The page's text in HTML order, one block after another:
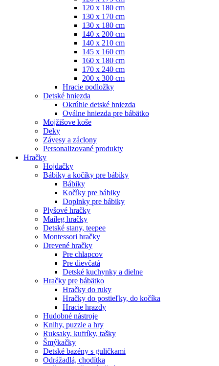
120 x 180 cm
130 x 170 cm
130 x 180 cm
140 x 200 cm
140 x 210 cm
145 x 160 cm
160 x 180 cm
170 x 240 cm
200 x 300 cm
Hracie podložky
Detské hniezda
Okrúhle detské hniezda
Oválne hniezda pre bábätko
Mojžišove koše
Deky
Závesy a záclony
Personalizované produkty
Hračky
Hojdačky
Bábiky a kočíky pre bábiky
Bábiky
Kočíky pre bábiky
Doplnky pre bábiky
Plyšové hračky
Maileg hračky
Detské stany, teepee
Montessori hračky
Drevené hračky
Pre chlapcov
Pre dievčatá
Detské kuchynky a dielne
Hračky pre bábätko
Hračky do ruky
Hračky do postieľky, do kočíka
Hracie hrazdy
Hudobné nástroje
Knihy, puzzle a hry
Ruksaky, kufríky, tašky
Šmýkačky
Detské bazény s guličkami
Odrážadlá, chodítka